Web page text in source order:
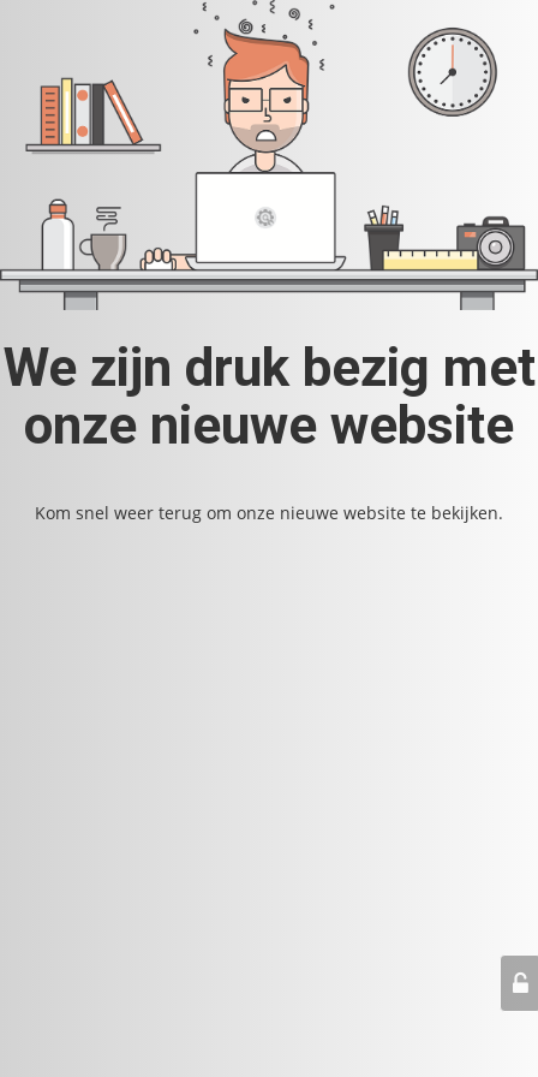
We zijn druk bezig met
onze nieuwe website
Kom snel weer terug om onze nieuwe website te bekijken.